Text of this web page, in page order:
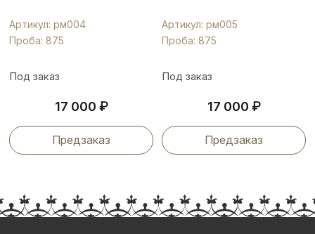
Артикул: рм004
Проба: 875
Под заказ
17 000 ₽
Предзаказ
Артикул: рм005
Проба: 875
Под заказ
17 000 ₽
Предзаказ